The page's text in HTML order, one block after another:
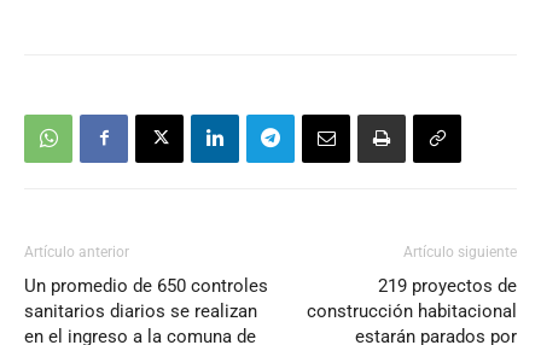
Artículo anterior
Un promedio de 650 controles
sanitarios diarios se realizan
en el ingreso a la comuna de
Artículo siguiente
219 proyectos de
construcción habitacional
estarán parados por